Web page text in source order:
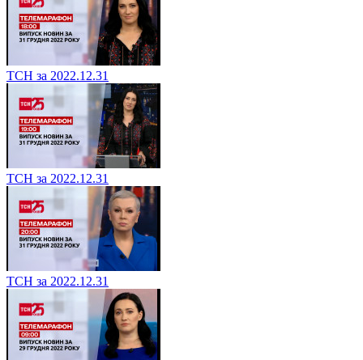
ТСН за 2022.12.31
ТСН за 2022.12.31
ТСН за 2022.12.31